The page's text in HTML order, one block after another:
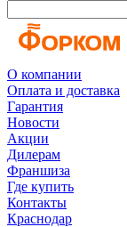
О компании
Оплата и доставка
Гарантия
Новости
Акции
Дилерам
Франшиза
Где купить
Контакты
Краснодар